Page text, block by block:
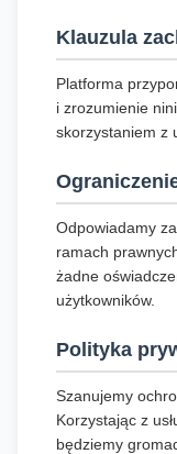
Klauzula
Platforma
i zrozumienie
skorzystaniem z
Odpowiadamy
ramach
żadne
użytkowników.
Polityka
Szanujemy
Korzystając z
będziemy